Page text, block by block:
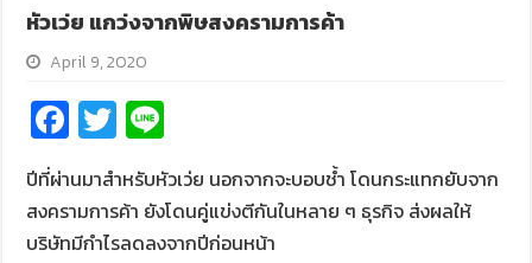
หัวเว่ย แกว่งจากพิษสงครามการค้า
April 9, 2020
Fa
ce
b
o
T
wi
tt
er
n
e
ปีที่ผ่านมาสำหรับหัวเว่ย นอกจากจะบอบช้ำ โดนกระแทกยับจาก
สงครามการค้า ยังโดนคู่แข่งตีกันในหลาย ๆ ธุรกิจ ส่งผลให้
บริษัทมีกำไรลดลงจากปีก่อนหน้า